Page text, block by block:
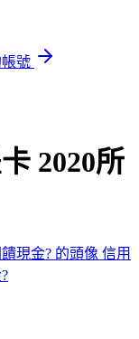
號
2020所
信用